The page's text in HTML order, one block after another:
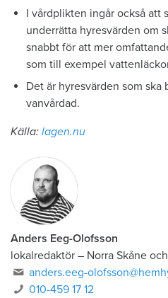
I vårdplikten ingår också att
underrätta hyresvärden om
snabbt för att mer
som till exempel
Det är hyresvärden som
vanvårdad.
Källa: lagen.nu
Anders Eeg-Olofsson
lokalredaktör – Norra Skåne
anders.eeg-
010-459 17 12